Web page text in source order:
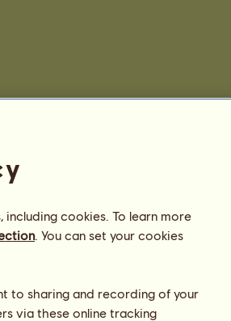
cookies. To learn more
. You can set your cookies
to sharing and recording of your
via these online tracking